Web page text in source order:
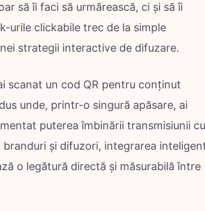
să îi faci să urmărească, ci și să îi
urile clickabile trec de la simple
strategii interactive de difuzare.
scanat un cod QR pentru conținut
unde, printr-o singură apăsare, ai
puterea îmbinării transmisiunii cu
și difuzori, integrarea
o legătură directă și măsurabilă între